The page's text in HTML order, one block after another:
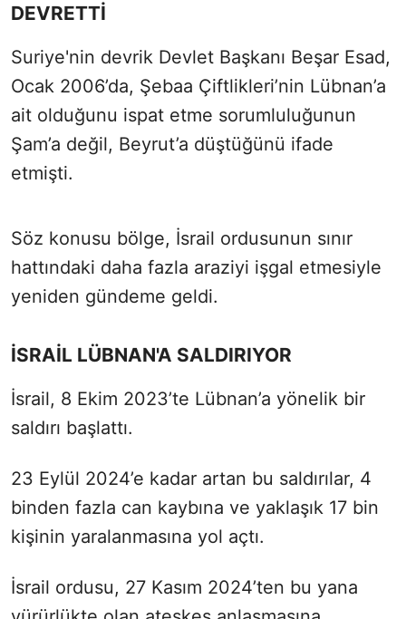
DEVRETTİ
Suriye'nin devrik Devlet Başkanı Beşar Esad,
Ocak 2006’da, Şebaa Çiftlikleri’nin Lübnan’a
ait olduğunu ispat etme sorumluluğunun
Şam’a değil, Beyrut’a düştüğünü ifade
etmişti.
Söz konusu bölge, İsrail ordusunun sınır
hattındaki daha fazla araziyi işgal etmesiyle
yeniden gündeme geldi.
İSRAİL LÜBNAN'A SALDIRIYOR
İsrail, 8 Ekim 2023’te Lübnan’a yönelik bir
saldırı başlattı.
23 Eylül 2024’e kadar artan bu saldırılar, 4
binden fazla can kaybına ve yaklaşık 17 bin
kişinin yaralanmasına yol açtı.
İsrail ordusu, 27 Kasım 2024’ten bu yana